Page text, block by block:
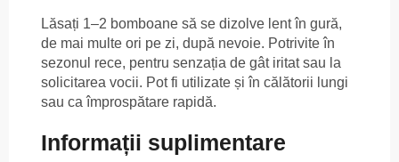
Lăsați 1–2 bomboane să se dizolve lent în gură,
de mai multe ori pe zi, după nevoie. Potrivite în
sezonul rece, pentru senzația de gât iritat sau la
solicitarea vocii. Pot fi utilizate și în călătorii lungi
sau ca împrospătare rapidă.
Informații suplimentare